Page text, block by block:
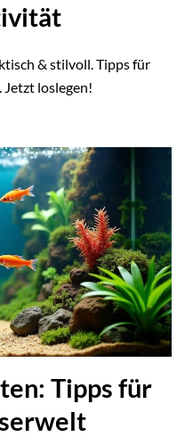
& stilvoll. Tipps für
loslegen!
Tipps für